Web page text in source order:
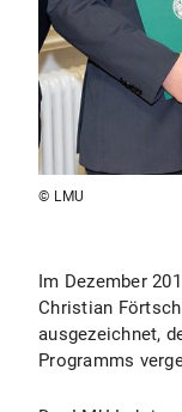
© LMU
Im Dezember
Christian
ausgezeichnet,
Programms